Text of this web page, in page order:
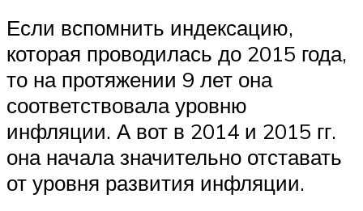
Если вспомнить индексацию,
которая проводилась до 2015 года,
то на протяжении 9 лет она
соответствовала уровню
инфляции. А вот в 2014 и 2015 гг.
она начала значительно отставать
от уровня развития инфляции.